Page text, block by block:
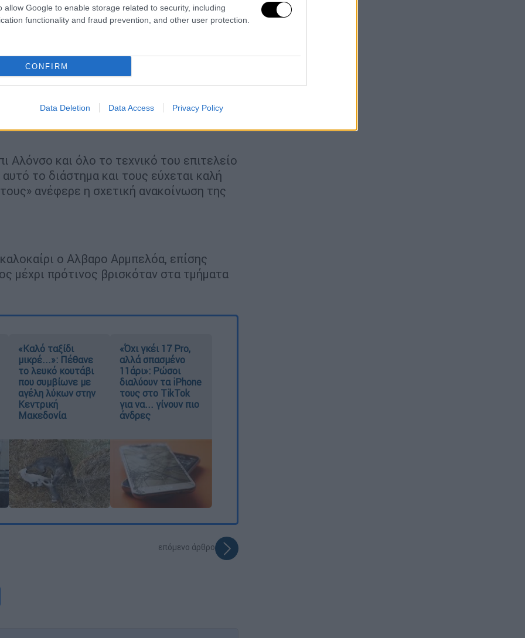
allow Google to enable storage related to security, including
functionality and fraud prevention, and other user protection.
CONFIRM
Data Deletion Data Access Privacy Policy
κοινής συμφωνίας μεταξύ του
να μπει τέλος στη θητεία του
και τον θαυμασμό όλου του
θρύλο της Ρεάλ Μαδρίτης και
του συλλόγου μας. Η Ρεάλ Μαδρίτης θα
Αλόνσο και όλο το τεχνικό του επιτελείο
το διάστημα και τους εύχεται καλή
ανέφερε η σχετική ανακοίνωση της
ο Αλβαρο Αρμπελόα, επίσης
μέχρι πρότινος βρισκόταν στα τμήματα
«Καλό ταξίδι
μικρέ...»: Πέθανε
το λευκό κουτάβι
που συμβίωνε με
αγέλη λύκων στην
Κεντρική
Μακεδονία
«Όχι γκέι 17 Pro,
αλλά σπασμένο
11άρι»: Ρώσοι
διαλύουν τα iPhone
τους στο TikTok
για να... γίνουν πιο
άνδρες
επόμενο άρθρο